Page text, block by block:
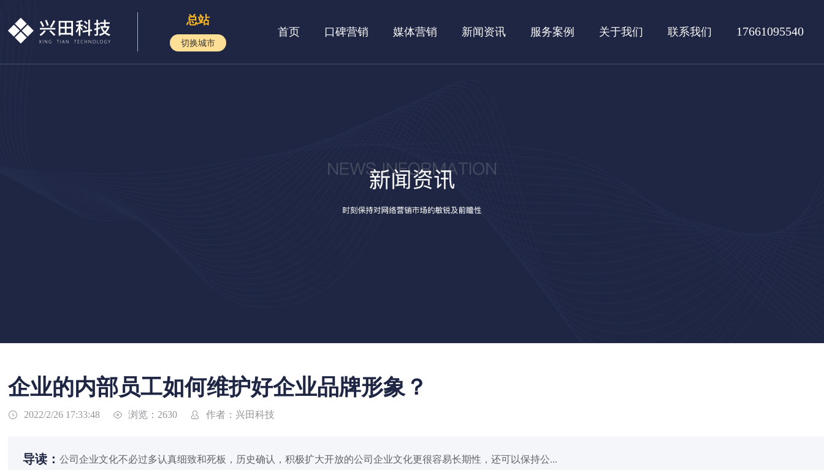
总站
切换城市
首页 口碑营销 媒体营销 新闻资讯 服务案例 关于我们 联系我们 17661095540
企业的内部员工如何维护好企业品牌形象？
 2022/2/26 17:33:48  浏览：2630  作者：兴田科技
导读：公司企业文化不必过多认真细致和死板，历史确认，积极扩大开放的公司企业文化更很容易长期性，还可以保持公...